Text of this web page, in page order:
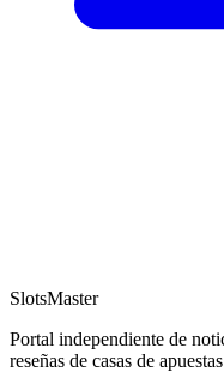
SlotsMaster
Portal independiente de
reseñas de casas de